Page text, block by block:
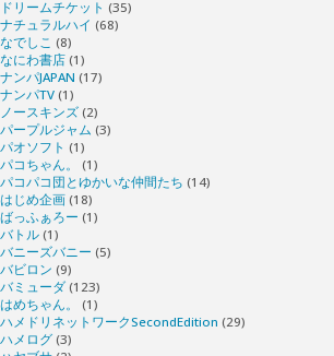
ドリームチケット (35)
ナチュラルハイ (68)
なでしこ (8)
なにわ書店 (1)
ナンパJAPAN (17)
ナンパTV (1)
ノースキンズ (2)
パープルジャム (3)
パオソフト (1)
パコちゃん。
(1)
パコパコ団とゆかいな仲間たち (14)
はじめ企画 (18)
ばっふぁろー (1)
バトル (1)
バニーズバニー (5)
バビロン (9)
バミューダ (123)
はめちゃん。
(1)
ハメドリネットワークSecondEdition (29)
ハメログ (3)